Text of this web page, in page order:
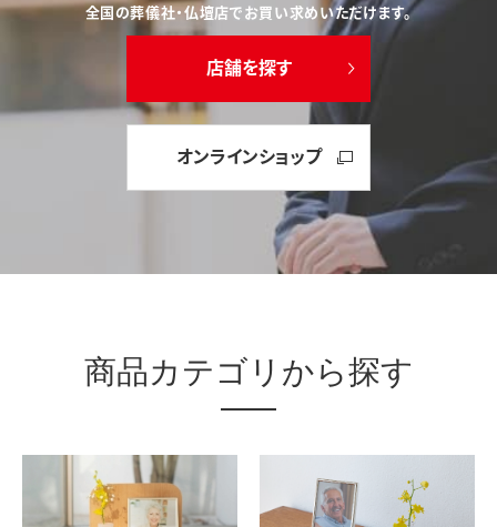
全国の葬儀社・仏壇店でお買い求めいただけます。
店舗を探す
オンラインショップ
商品カテゴリから探す